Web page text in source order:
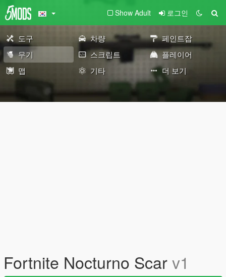
Show Adult 로그인
도구 차량
페인트잡
무기
스크립트
플레이어
맵
기타 더 보기
Fortnite Nocturno Scarv1